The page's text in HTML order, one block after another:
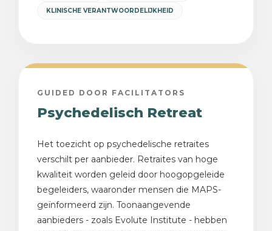
KLINISCHE VERANTWOORDELIJKHEID
GUIDED DOOR FACILITATORS
Psychedelisch Retreat
Het toezicht op psychedelische retraites
verschilt per aanbieder. Retraites van hoge
kwaliteit worden geleid door hoogopgeleide
begeleiders, waaronder mensen die MAPS-
geïnformeerd zijn. Toonaangevende
aanbieders - zoals Evolute Institute - hebben